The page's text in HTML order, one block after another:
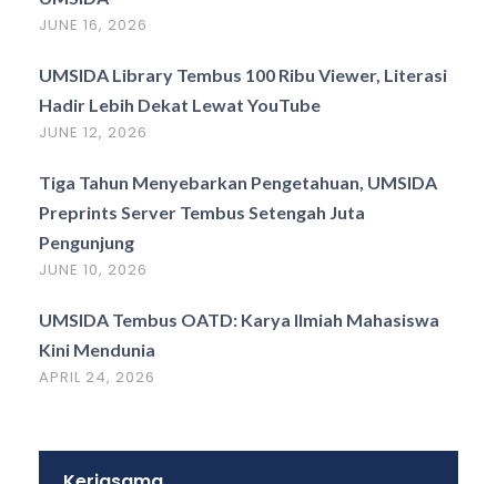
JUNE 16, 2026
UMSIDA Library Tembus 100 Ribu Viewer, Literasi
Hadir Lebih Dekat Lewat YouTube
JUNE 12, 2026
Tiga Tahun Menyebarkan Pengetahuan, UMSIDA
Preprints Server Tembus Setengah Juta
Pengunjung
JUNE 10, 2026
UMSIDA Tembus OATD: Karya Ilmiah Mahasiswa
Kini Mendunia
APRIL 24, 2026